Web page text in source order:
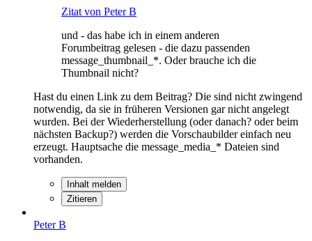
Zitat von Peter B
und - das habe ich in einem anderen
Forumbeitrag gelesen - die dazu passenden
message_thumbnail_*. Oder brauche ich die
Thumbnail nicht?
Hast du einen Link zu dem Beitrag? Die sind nicht zwingend
notwendig, da sie in früheren Versionen gar nicht angelegt
wurden. Bei der Wiederherstellung (oder danach? oder beim
nächsten Backup?) werden die Vorschaubilder einfach neu
erzeugt. Hauptsache die message_media_* Dateien sind
vorhanden.
Inhalt melden
Zitieren
Peter B